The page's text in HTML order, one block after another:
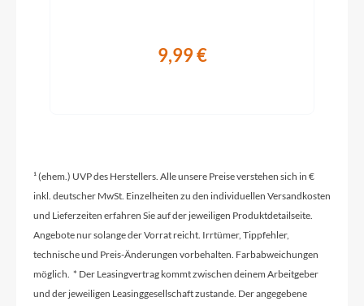
Schaltwerk
Rahmenmaterial
Aluminuim
9,99 €
¹ (ehem.) UVP des Herstellers. Alle unsere Preise verstehen sich in €
inkl. deutscher MwSt. Einzelheiten zu den individuellen Versandkosten
und Lieferzeiten erfahren Sie auf der jeweiligen Produktdetailseite.
Angebote nur solange der Vorrat reicht. Irrtümer, Tippfehler,
technische und Preis-Änderungen vorbehalten. Farbabweichungen
möglich. * Der Leasingvertrag kommt zwischen deinem Arbeitgeber
und der jeweiligen Leasinggesellschaft zustande. Der angegebene